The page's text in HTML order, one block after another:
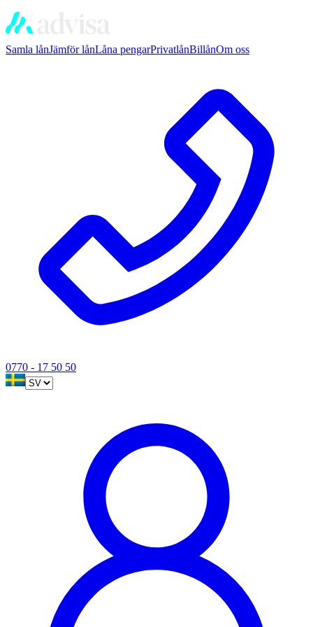
Samla lånJämför lånLåna pengarPrivatlånBillånOm oss
0770 - 17 50 50